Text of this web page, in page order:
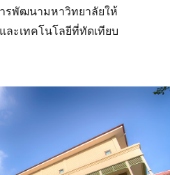
รพัฒนามหาวิทยาลัยให้
ละเทคโนโลยีที่ทัดเทียบ